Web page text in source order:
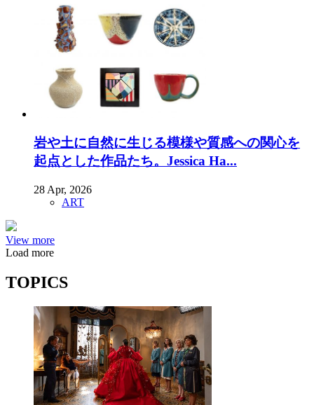
岩や土に自然に生じる模様や質感への関心を
起点とした作品たち。Jessica Ha...
28 Apr, 2026
ART
View more
Load more
TOPICS